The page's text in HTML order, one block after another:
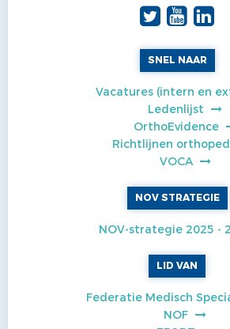
SNEL NAAR
Vacatures (intern en
Ledenlijst
OrthoEvidence
Richtlijnen
VOCA
NOV STRATEGIE
NOV-strategie 2025 -
LID VAN
Federatie Medisch
NOF